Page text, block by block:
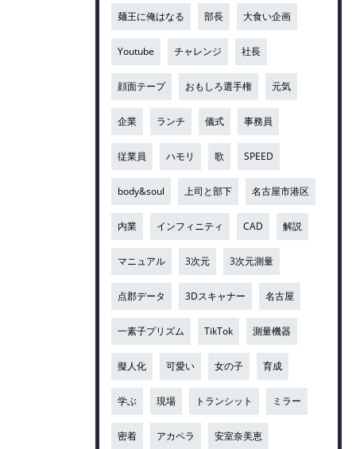
麺王に俺はなる 部長 大食い企画
Youtube チャレンジ 社長
顔面テープ おもしろ選手権 元気
企業 ランチ 儀式 事務員
従業員 ハモリ 歌 SPEED
body&soul 上司と部下 名古屋市港区
内業 インフィニティ CAD 解説
マニュアル 3次元 3次元測量
点郡データ 3Dスキャナー 名古屋
一素子プリズム TikTok 測量機器
擬人化 可愛い 女の子 育成
学ぶ 現場 トランシット ミラー
密着 アカペラ 安室奈美恵